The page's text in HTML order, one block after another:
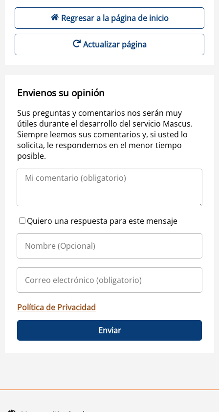
Regresar a la página de inicio
Actualizar página
Envienos su opinión
Sus preguntas y comentarios nos serán muy
útiles durante el desarrollo del servicio Mascus.
Siempre leemos sus comentarios y, si usted lo
solicita, le respondemos en el menor tiempo
posible.
Quiero una respuesta para este mensaje
Política de Privacidad
Enviar